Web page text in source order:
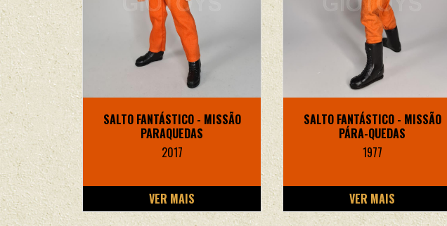
SALTO FANTÁSTICO - MISSÃO
PARAQUEDAS
2017
VER MAIS
SALTO FANTÁSTICO - MISSÃO
PÁRA-QUEDAS
1977
VER MAIS